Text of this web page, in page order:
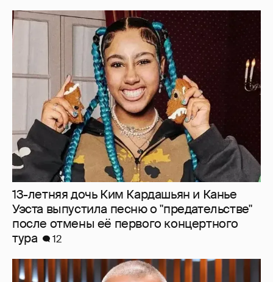
13-летняя дочь Ким Кардашьян и Канье
Уэста выпустила песню о "предательстве"
после отмены её первого концертного
12